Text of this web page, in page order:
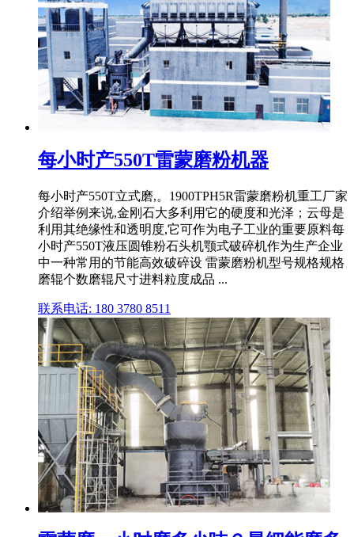
每小时产550T雷蒙磨粉机器
每小时产550T立式磨,。1900TPH5R雷蒙磨粉机重工厂家
介绍举例来说,金刚石大多利用它的硬度和光泽；云母是
利用其绝缘性和透明度,它可作为电子工业的重要原料每
小时产550T液压圆锥粉石头机颚式破碎机作为生产企业
中一种常用的节能高效破碎设 雷蒙磨粉机型号规格规格
磨辊个数磨辊尺寸进料粒度成品 ...
联系电话: 180 3780 8511